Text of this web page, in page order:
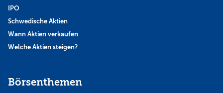
IPO
Schwedische Aktien
Wann Aktien verkaufen
Welche Aktien steigen?
Börsenthemen